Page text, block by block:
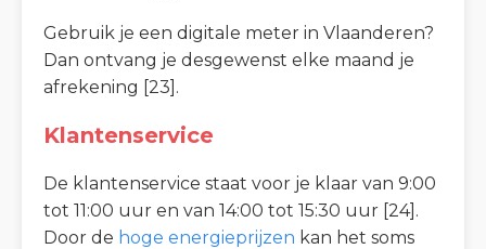
Gebruik je een digitale meter in Vlaanderen?
Dan ontvang je desgewenst elke maand je
afrekening [23].
Klantenservice
De klantenservice staat voor je klaar van 9:00
tot 11:00 uur en van 14:00 tot 15:30 uur [24].
Door de hoge energieprijzen kan het soms